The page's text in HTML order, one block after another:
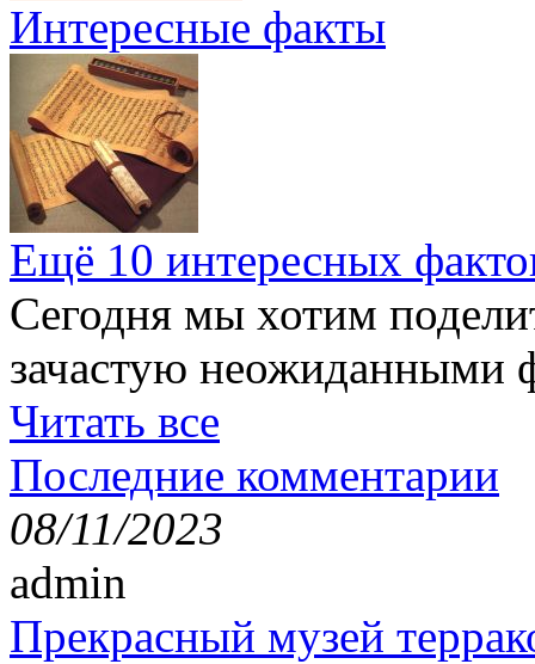
Интересные факты
Ещё 10 интересных
Сегодня мы хотим
зачастую неожиданными
Читать все
Последние комментарии
08/11/2023
admin
Прекрасный музей